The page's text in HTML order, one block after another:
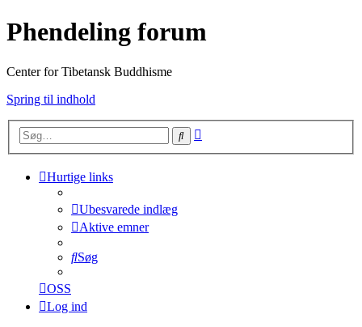
Phendeling forum
Center for Tibetansk Buddhisme
Spring til indhold
Søg
Hurtige links
Ubesvarede indlæg
Aktive emner
Søg
OSS
Log ind